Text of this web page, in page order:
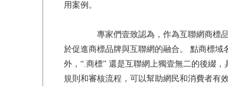
用案例。
專家們壹致認為，作為互聯網商標品
於促進商標品牌與互聯網的融合。 點商標
外，“.商標” 還是互聯網上獨壹無二的後綴
規則和審核流程，可以幫助網民和消費者有